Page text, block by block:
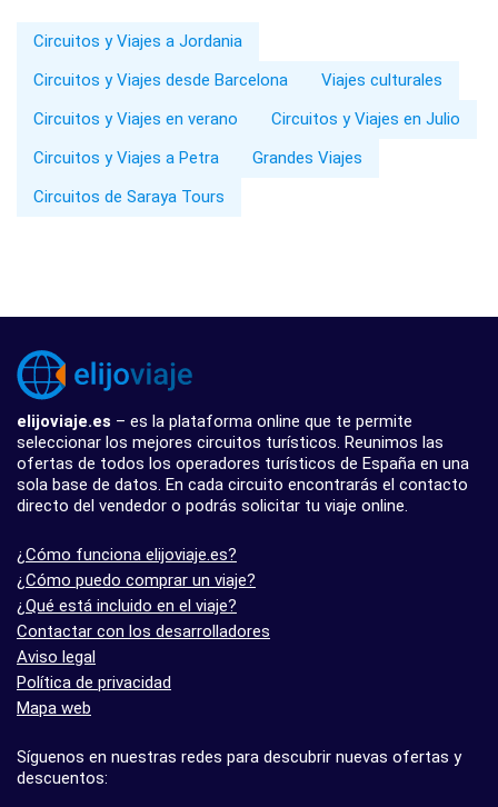
Circuitos y Viajes a Jordania
Circuitos y Viajes desde Barcelona
Viajes culturales
Circuitos y Viajes en verano
Circuitos y Viajes en Julio
Circuitos y Viajes a Petra
Grandes Viajes
Circuitos de Saraya Tours
elijoviaje.es – es la plataforma online que te permite
seleccionar los mejores circuitos turísticos. Reunimos las
ofertas de todos los operadores turísticos de España en una
sola base de datos. En cada circuito encontrarás el contacto
directo del vendedor o podrás solicitar tu viaje online.
¿Cómo funciona elijoviaje.es?
¿Cómo puedo comprar un viaje?
¿Qué está incluido en el viaje?
Contactar con los desarrolladores
Aviso legal
Política de privacidad
Mapa web
Síguenos en nuestras redes para descubrir nuevas ofertas y
descuentos: